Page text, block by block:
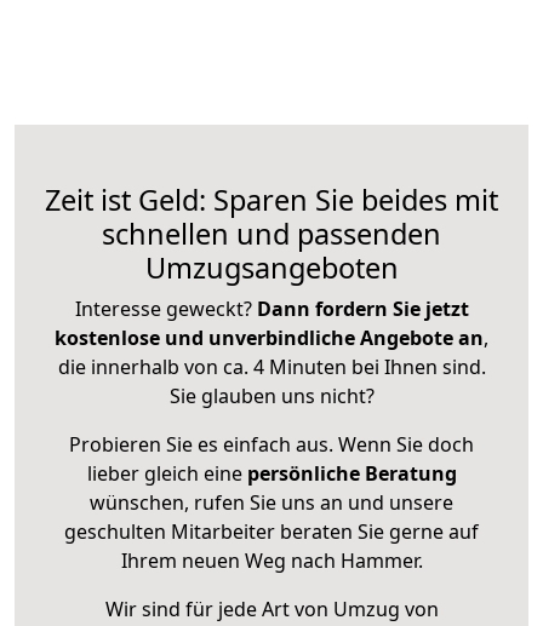
Zeit ist Geld: Sparen Sie beides mit
schnellen und passenden
Umzugsangeboten
Interesse geweckt? Dann fordern Sie jetzt
kostenlose und unverbindliche Angebote an,
die innerhalb von ca. 4 Minuten bei Ihnen sind.
Sie glauben uns nicht?
Probieren Sie es einfach aus. Wenn Sie doch
lieber gleich eine persönliche Beratung
wünschen, rufen Sie uns an und unsere
geschulten Mitarbeiter beraten Sie gerne auf
Ihrem neuen Weg nach Hammer.
Wir sind für jede Art von Umzug von